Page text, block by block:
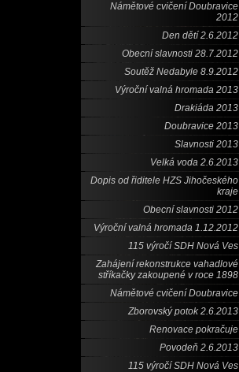
Námětové cvičení Doubravice
2012
Den dětí 2.6.2012
Obecní slavnosti 28.7.2012
Soutěž Nedabyle 8.9.2012
Výroční valná hromada 2013
Drakiáda 2013
Doubravice 2013
Slavnosti 2013
Velká voda 2.6.2013
Dopis od řiditele HZS Jihočeského
kraje
Obecní slavnosti 2012
Výroční valná hromada 1.12.2012
115 výročí SDH Nová Ves
Zahájení rekonstrukce vahadlové
stříkačky zakoupené v roce 1898
Námětové cvičení Doubravice
Zborovský potok 2.6.2013
Renovace pokračuje
Povodeň 2.6.2013
115 výročí SDH Nová Ves